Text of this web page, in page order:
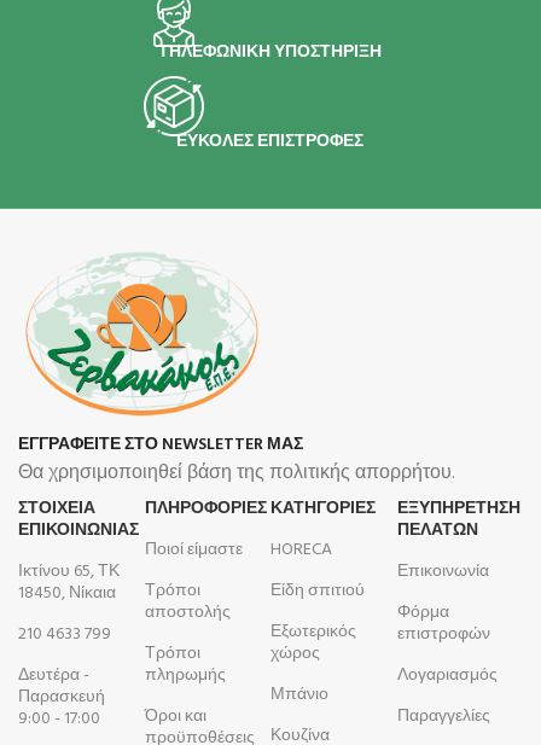
ΤΗΛΕΦΩΝΙΚΗ ΥΠΟΣΤΗΡΙΞΗ
ΕΥΚΟΛΕΣ ΕΠΙΣΤΡΟΦΕΣ
ΕΓΓΡΑΦΕΙΤΕ ΣΤΟ NEWSLETTER ΜΑΣ
Θα χρησιμοποιηθεί βάση της πολιτικής απορρήτου.
ΣΤΟΙΧΕΙΑ
ΕΠΙΚΟΙΝΩΝΙΑΣ
Ικτίνου 65, ΤΚ
18450, Νίκαια
210 4633 799
Δευτέρα -
Παρασκευή
9:00 - 17:00
ΠΛΗΡΟΦΟΡΊΕΣ
Ποιοί είμαστε
Τρόποι
αποστολής
Τρόποι
πληρωμής
Όροι και
προϋποθέσεις
ΚΑΤΗΓΟΡΙΕΣ
HORECA
Είδη σπιτιού
Εξωτερικός
χώρος
Μπάνιο
Κουζίνα
ΕΞΥΠΗΡΕΤΗΣΗ
ΠΕΛΑΤΩΝ
Επικοινωνία
Φόρμα
επιστροφών
Λογαριασμός
Παραγγελίες